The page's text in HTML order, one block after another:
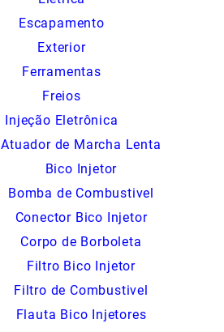
Escapamento
Exterior
Ferramentas
Freios
Injeção Eletrônica
Atuador de Marcha Lenta
Bico Injetor
Bomba de Combustivel
Conector Bico Injetor
Corpo de Borboleta
Filtro Bico Injetor
Filtro de Combustivel
Flauta Bico Injetores